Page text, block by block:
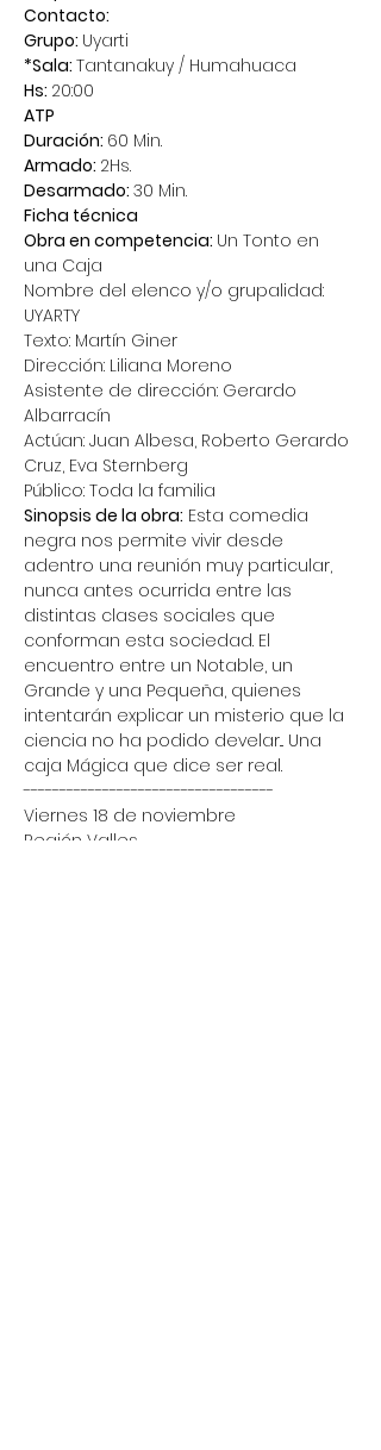
Contacto:
Grupo: Uyarti
*Sala: Tantanakuy / Humahuaca
Hs: 20:00
ATP
Duración: 60 Min.
Armado: 2Hs.
Desarmado: 30 Min.
Ficha técnica
Obra en competencia: Un Tonto en
una Caja
Nombre del elenco y/o grupalidad:
UYARTY
Texto: Martín Giner
Dirección: Liliana Moreno
Asistente de dirección: Gerardo
Albarracín
Actúan: Juan Albesa, Roberto Gerardo
Cruz, Eva Sternberg
Público: Toda la familia
Sinopsis de la obra: Esta comedia
negra nos permite vivir desde
adentro una reunión muy particular,
nunca antes ocurrida entre las
distintas clases sociales que
conforman esta sociedad. El
encuentro entre un Notable, un
Grande y una Pequeña, quienes
intentarán explicar un misterio que la
ciencia no ha podido develar... Una
caja Mágica que dice ser real.
-----------------------------------
Viernes 18 de noviembre
Región Valles